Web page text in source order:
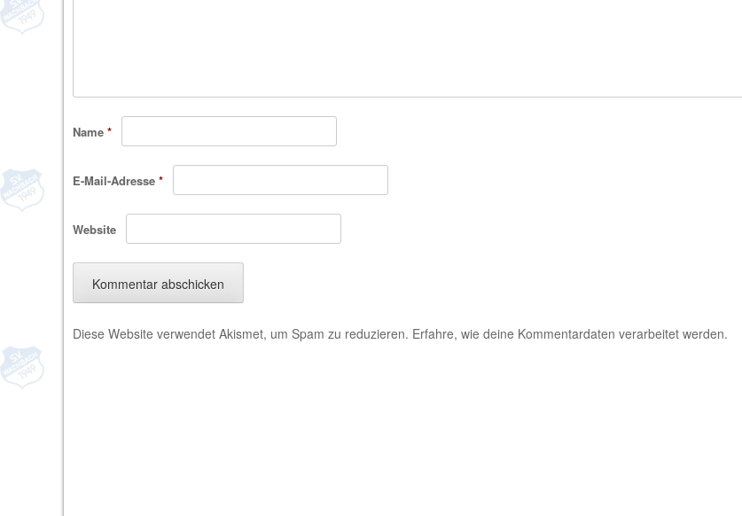
Name *
E-Mail-Adresse *
Website
Diese Website verwendet Akismet, um Spam zu reduzieren. Erfahre, wie deine Kommentardaten verarbeitet werden.